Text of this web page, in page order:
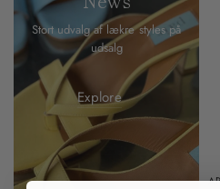
Stort udvalg af lækre styles på
udsalg
Explore